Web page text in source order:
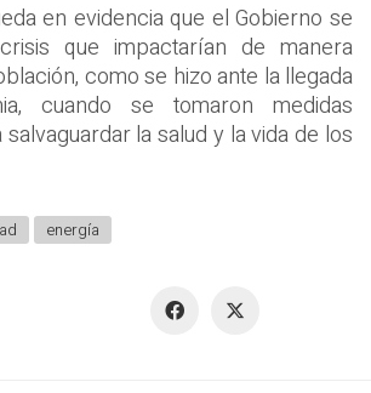
en evidencia que el Gobierno se
que impactarían de manera
como se hizo ante la llegada
cuando se tomaron medidas
la salud y la vida de los
energía